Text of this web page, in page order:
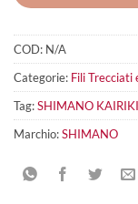
COD: N/A
Categorie: Fili Trecciati
Tag:SHIMANO
Marchio:SHIMANO